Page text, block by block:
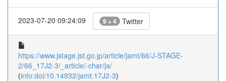
2023-07-20 09:24:09 9 + 4 Twitter
https://www.jstage.jst.go.jp/article/jamt/66/J-STAGE-
2/66_17J2-3/_article/-char/ja/
(info:doi/10.14932/jamt.17J2-3)